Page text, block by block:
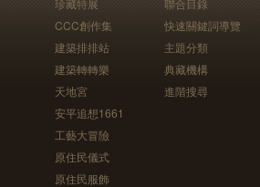
珍藏特展
CCC創作集
建築排排站
建築轉轉樂
天地宮
安平追想1661
工藝大冒險
原住民儀式
原住民服飾
聯合目錄
快速關鍵詞導覽
主題分類
典藏機構
進階搜尋